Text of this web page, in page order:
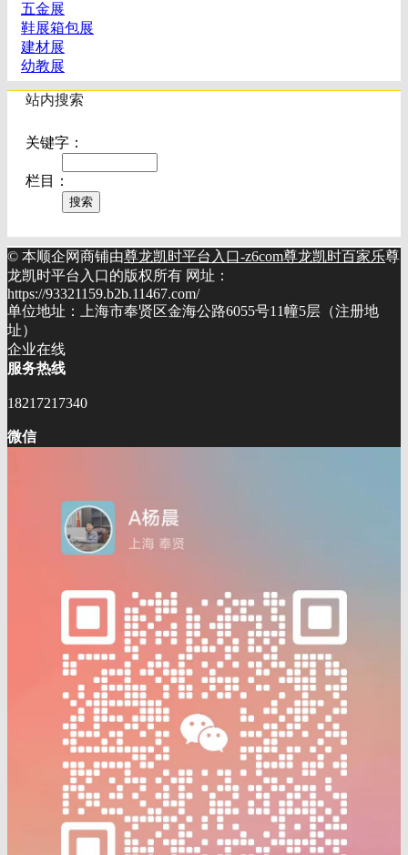
五金展
鞋展箱包展
建材展
幼教展
站内搜索
关键字：
栏目：
© 本顺企网商铺由尊龙凯时平台入口-z6com尊龙凯时百家乐尊
龙凯时平台入口的版权所有 网址：
https://93321159.b2b.11467.com/
单位地址：上海市奉贤区金海公路6055号11幢5层（注册地
址）
企业在线
服务热线
18217217340
微信